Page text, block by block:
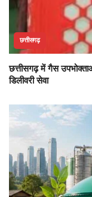
छत्तीसगढ़
छत्तीसगढ़ में गैस
डिलीवरी सेवा